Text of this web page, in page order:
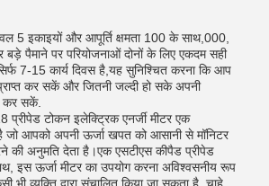
5 इकाइयों और आपूर्ति क्षमता 100 के साथ,000,
बड़े पैमाने पर परियोजनाओं दोनों के लिए एकदम सही
7-15 कार्य दिवस है,यह सुनिश्चित करना कि आप
कर सकें और जितनी जल्दी हो सके अपनी
कर सकें.
प्रीपेड टोकन इलेक्ट्रिक एनर्जी मीटर एक
आपको अपनी ऊर्जा खपत को आसानी से मॉनिटर
की अनुमति देता है।एक एसटीएस कीपैड प्रीपेड
इस ऊर्जा मीटर का उपयोग करना अविश्वसनीय रूप